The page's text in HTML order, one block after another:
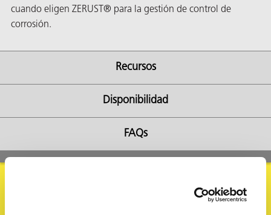
cuando eligen ZERUST® para la gestión de control de
corrosión.
Recursos
Disponibilidad
FAQs